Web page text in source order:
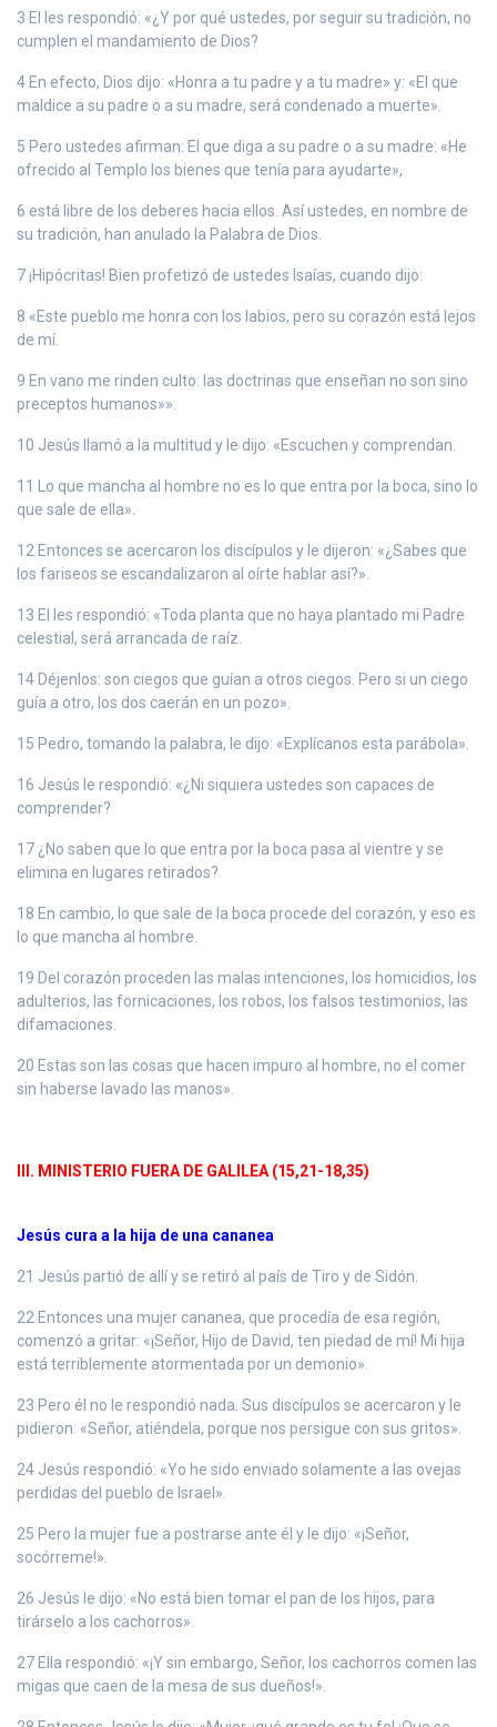
3 El les respondió: «¿Y por qué ustedes, por seguir su tradición, no
cumplen el mandamiento de Dios?
4 En efecto, Dios dijo: «Honra a tu padre y a tu madre» y: «El que
maldice a su padre o a su madre, será condenado a muerte».
5 Pero ustedes afirman: El que diga a su padre o a su madre: «He
ofrecido al Templo los bienes que tenía para ayudarte»,
6 está libre de los deberes hacia ellos. Así ustedes, en nombre de
su tradición, han anulado la Palabra de Dios.
7 ¡Hipócritas! Bien profetizó de ustedes Isaías, cuando dijo:
8 «Este pueblo me honra con los labios, pero su corazón está lejos
de mí.
9 En vano me rinden culto: las doctrinas que enseñan no son sino
preceptos humanos»».
10 Jesús llamó a la multitud y le dijo: «Escuchen y comprendan.
11 Lo que mancha al hombre no es lo que entra por la boca, sino lo
que sale de ella».
12 Entonces se acercaron los discípulos y le dijeron: «¿Sabes que
los fariseos se escandalizaron al oírte hablar así?».
13 El les respondió: «Toda planta que no haya plantado mi Padre
celestial, será arrancada de raíz.
14 Déjenlos: son ciegos que guían a otros ciegos. Pero si un ciego
guía a otro, los dos caerán en un pozo».
15 Pedro, tomando la palabra, le dijo: «Explícanos esta parábola».
16 Jesús le respondió: «¿Ni siquiera ustedes son capaces de
comprender?
17 ¿No saben que lo que entra por la boca pasa al vientre y se
elimina en lugares retirados?
18 En cambio, lo que sale de la boca procede del corazón, y eso es
lo que mancha al hombre.
19 Del corazón proceden las malas intenciones, los homicidios, los
adulterios, las fornicaciones, los robos, los falsos testimonios, las
difamaciones.
20 Estas son las cosas que hacen impuro al hombre, no el comer
sin haberse lavado las manos».
III. MINISTERIO FUERA DE GALILEA (15,21-18,35)
Jesús cura a la hija de una cananea
21 Jesús partió de allí y se retiró al país de Tiro y de Sidón.
22 Entonces una mujer cananea, que procedía de esa región,
comenzó a gritar: «¡Señor, Hijo de David, ten piedad de mí! Mi hija
está terriblemente atormentada por un demonio».
23 Pero él no le respondió nada. Sus discípulos se acercaron y le
pidieron: «Señor, atiéndela, porque nos persigue con sus gritos».
24 Jesús respondió: «Yo he sido enviado solamente a las ovejas
perdidas del pueblo de Israel».
25 Pero la mujer fue a postrarse ante él y le dijo: «¡Señor,
socórreme!».
26 Jesús le dijo: «No está bien tomar el pan de los hijos, para
tirárselo a los cachorros».
27 Ella respondió: «¡Y sin embargo, Señor, los cachorros comen las
migas que caen de la mesa de sus dueños!».